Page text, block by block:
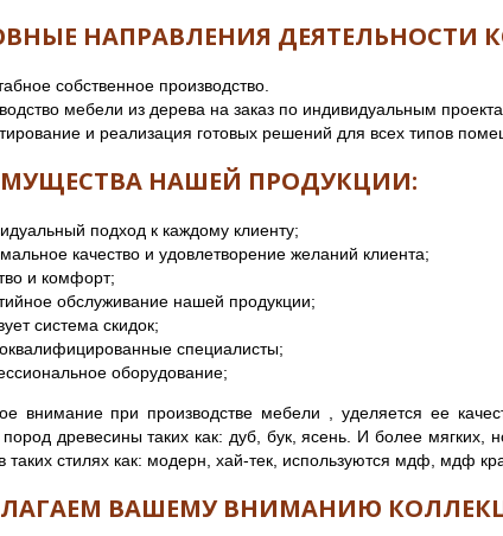
НАПРАВЛЕНИЯ ДЕЯТЕЛЬНОСТИ
собственное производство.
мебели из дерева на заказ по индивидуальным
и реализация готовых решений для всех типов
НАШЕЙ ПРОДУКЦИИ:
подход к каждому клиенту;
качество и удовлетворение желаний клиента;
и комфорт;
обслуживание нашей продукции;
система скидок;
специалисты;
оборудование;
внимание при производстве мебели , уделяется ее
древесины таких как: дуб, бук, ясень. И более мягких,
таких стилях как: модерн, хай-тек, используются мдф, мдф
ВАШЕМУ ВНИМАНИЮ